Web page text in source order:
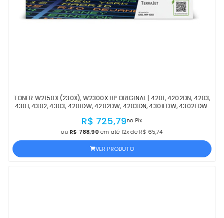
TONER W2150X (230X), W2300X HP ORIGINAL | 4201, 4202DN, 4203,
4301, 4302, 4303, 4201DW, 4202DW, 4203DN, 4301FDW, 4302FDW,
R$ 725,79no Pix
ou R$ 788,90 em até 12x de R$ 65,74
VER PRODUTO